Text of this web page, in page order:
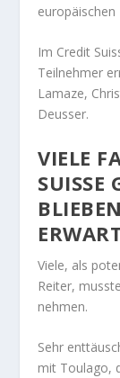
Im Credit
Teilnehmer
Lamaze,
Deusser.
VIELE
SUISSE
Viele, als
Reiter,
nehmen.
Sehr
mit Toulago,